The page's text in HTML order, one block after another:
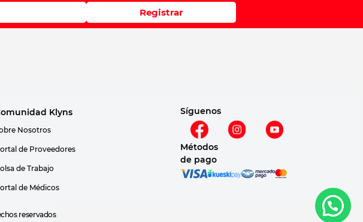
Registrar
Klyns
Nosotros
de Proveedores
de Trabajo
de Médicos
Síguenos
Métodos
de pago
reservados